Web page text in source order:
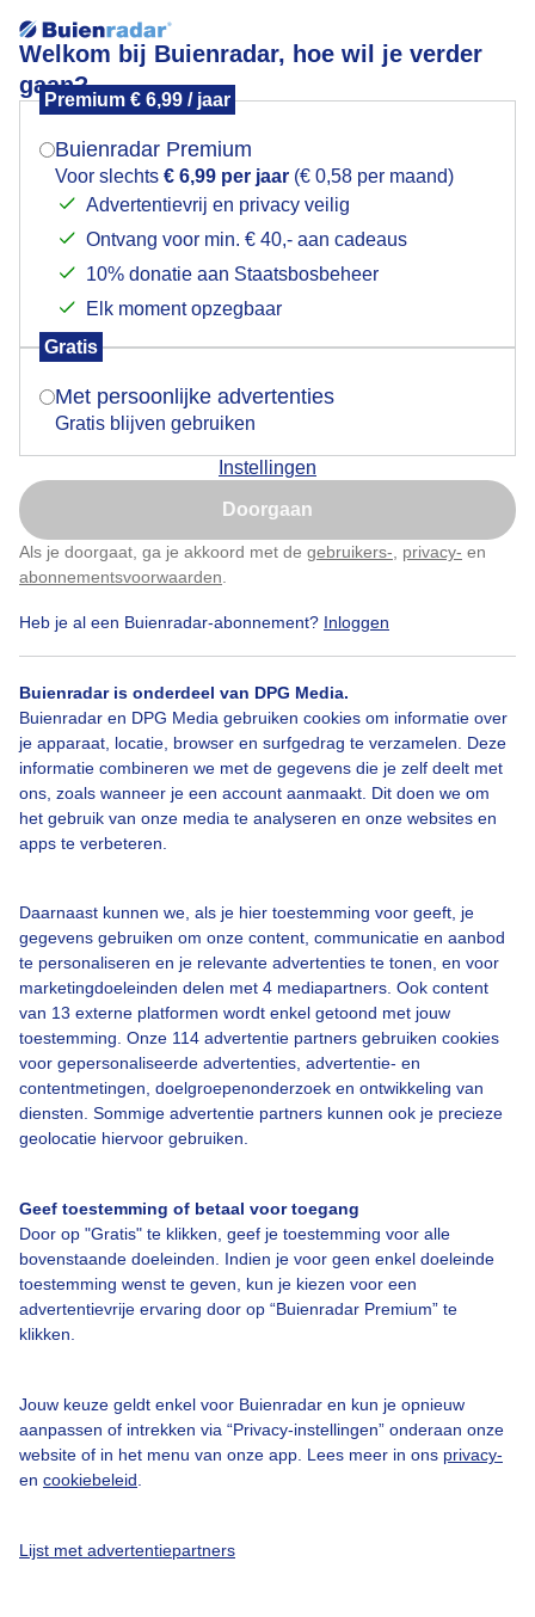
Welkom bij Buienradar, hoe wil je verder
gaan?
Premium € 6,99 / jaar
Buienradar Premium
Voor slechts € 6,99 per jaar (€ 0,58 per maand)
Advertentievrij en privacy veilig
Ontvang voor min. € 40,- aan cadeaus
10% donatie aan Staatsbosbeheer
Elk moment opzegbaar
Gratis
Met persoonlijke advertenties
Gratis blijven gebruiken
Instellingen
Doorgaan
Als je doorgaat, ga je akkoord met de gebruikers- privacy- en
abonnementsvoorwaarden
Heb je al een Buienradar-abonnement? Inloggen
Buienradar is onderdeel van DPG Media.
Buienradar en DPG Media gebruiken cookies om informatie over
je apparaat, locatie, browser en surfgedrag te verzamelen. Deze
informatie combineren we met de gegevens die je zelf deelt met
ons, zoals wanneer je een account aanmaakt. Dit doen we om
het gebruik van onze media te analyseren en onze websites en
apps te verbeteren.
Daarnaast kunnen we, als je hier toestemming voor geeft, je
gegevens gebruiken om onze content, communicatie en aanbod
te personaliseren en je relevante advertenties te tonen, en voor
marketingdoeleinden delen met 4 mediapartners. Ook content
van 13 externe platformen wordt enkel getoond met jouw
toestemming. Onze 114 advertentie partners gebruiken cookies
voor gepersonaliseerde advertenties, advertentie- en
contentmetingen, doelgroepenonderzoek en ontwikkeling van
diensten. Sommige advertentie partners kunnen ook je precieze
geolocatie hiervoor gebruiken.
Geef toestemming of betaal voor toegang
Door op "Gratis" te klikken, geef je toestemming voor alle
bovenstaande doeleinden. Indien je voor geen enkel doeleinde
toestemming wenst te geven, kun je kiezen voor een
advertentievrije ervaring door op “Buienradar Premium” te
klikken.
Jouw keuze geldt enkel voor Buienradar en kun je opnieuw
aanpassen of intrekken via “Privacy-instellingen” onderaan onze
website of in het menu van onze app. Lees meer in ons privacy-
en cookiebeleid
Lijst met advertentiepartners
Pollen en hooikoorts
24 uurs 5 dagen
Vrijdag 17:00
Legenda
12:00 20:00 04:00
Pollen en hooikoortskaarten zijn ontwikkeld in samenwerking met
hooikoortsradar.nl
Hierboven is de hooikoorts- en pollenverwachting voor de komende
5 dagen te zien. Zodra de temperaturen weer omhoog gaan, zullen
de eerste hooikoortspatiënten weer last krijgen van hun ogen. Onze
meteoroloog Maurice legt alles over hooikoorts uit!
Mogen we je locatie gebruiken voor het
Indien je hier nog geen akkoord op hebt gegeven,
verschijnt er zo een pop-up uit je browser waarin
Is goed, toon de popup
Nu niet, misschien later
Klik hierom dit aan te passen